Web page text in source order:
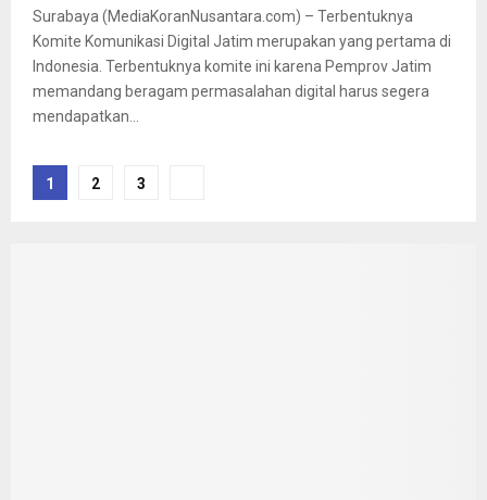
Surabaya (MediaKoranNusantara.com) – Terbentuknya
Komite Komunikasi Digital Jatim merupakan yang pertama di
Indonesia. Terbentuknya komite ini karena Pemprov Jatim
memandang beragam permasalahan digital harus segera
mendapatkan...
Paginasi
1 2 3